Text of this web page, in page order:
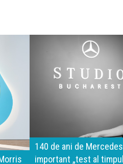
Ramona Pîrlog: Cel mai
să inovăm constant, dar